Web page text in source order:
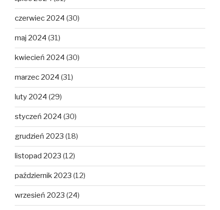
czerwiec 2024 (30)
maj 2024 (31)
kwiecień 2024 (30)
marzec 2024 (31)
luty 2024 (29)
styczeń 2024 (30)
grudzień 2023 (18)
listopad 2023 (12)
październik 2023 (12)
wrzesień 2023 (24)